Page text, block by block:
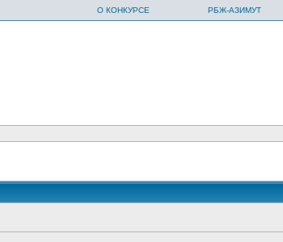
О КОНКУРСЕ РБЖ-АЗИМУТ